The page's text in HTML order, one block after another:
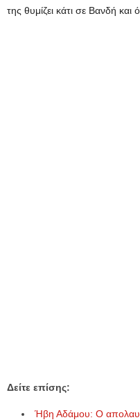
της θυμίζει κάτι σε Βανδή και
Δείτε επίσης:
Ήβη Αδάμου: Ο